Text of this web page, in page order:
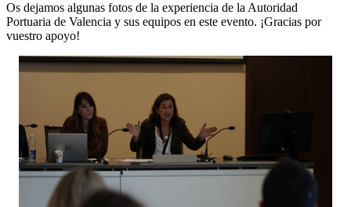
Os dejamos algunas fotos de la experiencia de la Autoridad
Portuaria de Valencia y sus equipos en este evento. ¡Gracias por
vuestro apoyo!